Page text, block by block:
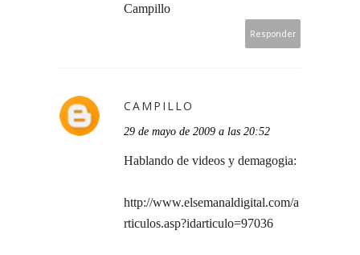
Campillo
Responder
CAMPILLO
29 de mayo de 2009 a las 20:52
Hablando de videos y demagogia:
http://www.elsemanaldigital.com/a
rticulos.asp?idarticulo=97036